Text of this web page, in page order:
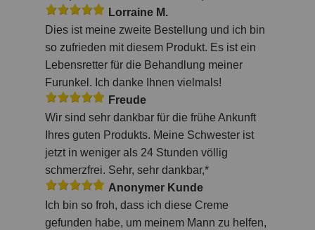
Lorraine M.
Dies ist meine zweite Bestellung und ich bin
so zufrieden mit diesem Produkt. Es ist ein
Lebensretter für die Behandlung meiner
Furunkel. Ich danke Ihnen vielmals!
Freude
Wir sind sehr dankbar für die frühe Ankunft
Ihres guten Produkts. Meine Schwester ist
jetzt in weniger als 24 Stunden völlig
schmerzfrei. Sehr, sehr dankbar,*
Anonymer Kunde
Ich bin so froh, dass ich diese Creme
gefunden habe, um meinem Mann zu helfen,